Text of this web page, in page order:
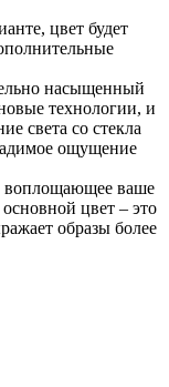
цвет будет
насыщенный
технологии, и
света со стекла
ощущение
воплощающее ваше
цвет – это
образы более